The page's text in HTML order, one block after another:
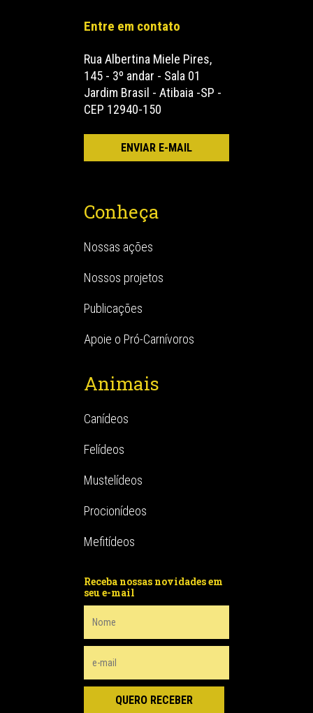
Entre em contato
Rua Albertina Miele Pires,
145 - 3º andar - Sala 01
Jardim Brasil - Atibaia -SP -
CEP 12940-150
Conheça
Nossas ações
Nossos projetos
Publicações
Apoie o Pró-Carnívoros
Animais
Canídeos
Felídeos
Mustelídeos
Procionídeos
Mefitídeos
Receba nossas novidades em
seu e-mail